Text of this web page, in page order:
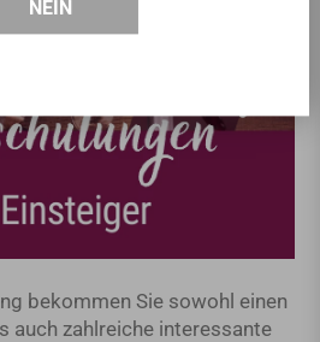
bekommen Sie sowohl einen
auch zahlreiche interessante
NEIN